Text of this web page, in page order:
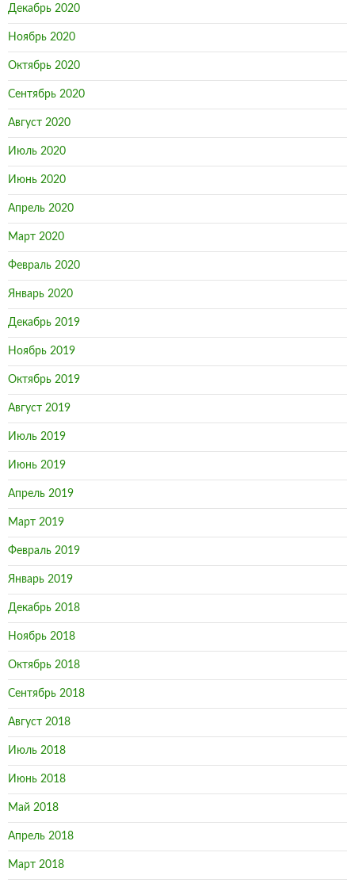
Декабрь 2020
Ноябрь 2020
Октябрь 2020
Сентябрь 2020
Август 2020
Июль 2020
Июнь 2020
Апрель 2020
Март 2020
Февраль 2020
Январь 2020
Декабрь 2019
Ноябрь 2019
Октябрь 2019
Август 2019
Июль 2019
Июнь 2019
Апрель 2019
Март 2019
Февраль 2019
Январь 2019
Декабрь 2018
Ноябрь 2018
Октябрь 2018
Сентябрь 2018
Август 2018
Июль 2018
Июнь 2018
Май 2018
Апрель 2018
Март 2018